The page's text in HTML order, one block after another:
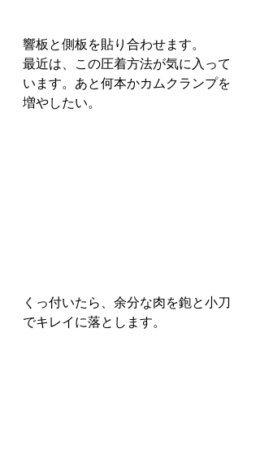
響板と側板を貼り合わせます。
最近は、この圧着方法が気に入って
います。あと何本かカムクランプを
増やしたい。
くっ付いたら、余分な肉を鉋と小刀
でキレイに落とします。